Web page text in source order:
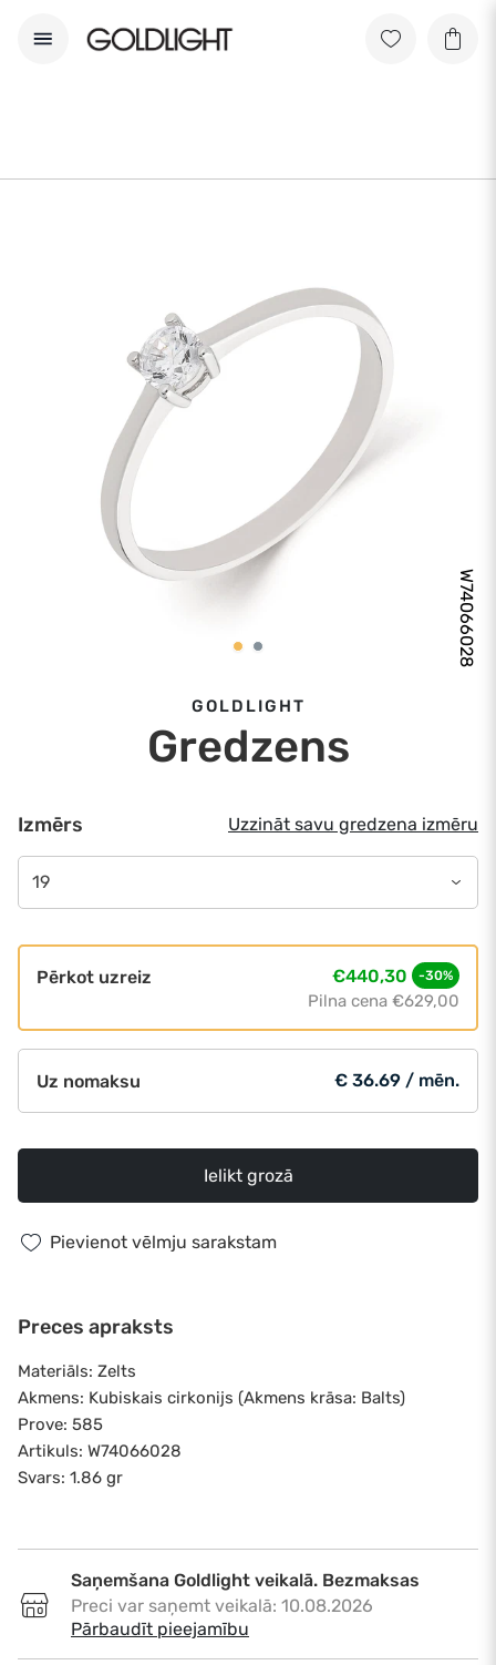
W74066028
GOLDLIGHT
Gredzens
Izmērs Uzzināt savu gredzena izmēru
19
Pērkot uzreiz €440,30 -30%
Pilna cena €629,00
Uz nomaksu € 36.69 / mēn.
Ielikt grozā
Pievienot vēlmju sarakstam
Preces apraksts
Materiāls: Zelts
Akmens: Kubiskais cirkonijs (Akmens krāsa: Balts)
Prove: 585
Artikuls: W74066028
Svars: 1.86 gr
Saņemšana Goldlight veikalā. Bezmaksas
Preci var saņemt veikalā: 10.08.2026
•
Pārbaudīt pieejamību